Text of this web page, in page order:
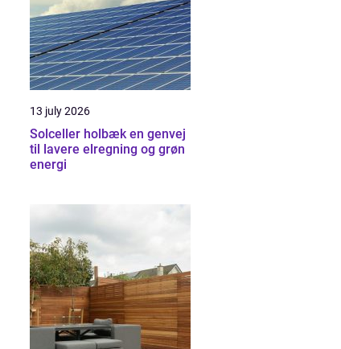
13 july 2026
Solceller holbæk en genvej
til lavere elregning og grøn
energi